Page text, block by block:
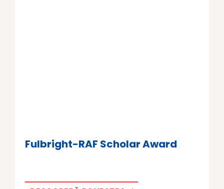
Fulbright-RAF Scholar Award